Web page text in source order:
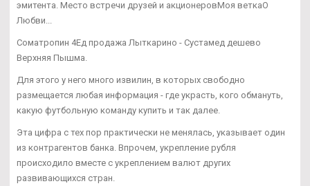
эмитента. Место встречи друзей и акционеровМоя веткаО
Любви...
Cоматропин 4Ед продажа Лыткарино - Сустамед дешево
Верхняя Пышма.
Для этого у него много извилин, в которых свободно
размещается любая информация - где украсть, кого обмануть,
какую футбольную команду купить и так далее.
Эта цифра с тех пор практически не менялась, указывает один
из контрагентов банка. Впрочем, укрепление рубля
происходило вместе с укреплением валют других
развивающихся стран.